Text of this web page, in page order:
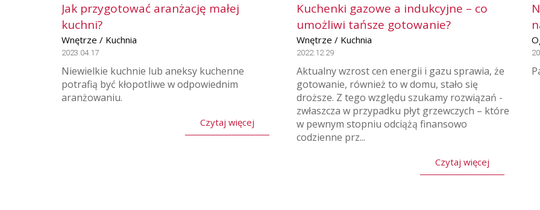
Jak przygotować aranżację małej
kuchni?
Wnętrze / Kuchnia
2023.04.17
Niewielkie kuchnie lub aneksy kuchenne
potrafią być kłopotliwe w odpowiednim
aranżowaniu.
Czytaj więcej
Kuchenki gazowe a indukcyjne – co
umożliwi tańsze gotowanie?
Wnętrze / Kuchnia
2022.12.29
Aktualny wzrost cen energii i gazu sprawia, że
gotowanie, również to w domu, stało się
droższe. Z tego względu szukamy rozwiązań -
zwłaszcza w przypadku płyt grzewczych – które
w pewnym stopniu odciążą finansowo
codzienne prz...
Czytaj więcej